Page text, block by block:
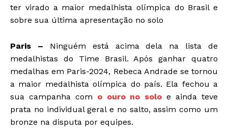
ter virado a maior medalhista olímpica do Brasil e
sobre sua última apresentação no solo
Paris – Ninguém está acima dela na lista de
medalhistas do Time Brasil. Após ganhar quatro
medalhas em Paris-2024, Rebeca Andrade se tornou
a maior medalhista olímpica do país. Ela fechou a
sua campanha com o ouro no solo e ainda teve
prata no individual geral e no salto, assim como um
bronze na disputa por equipes.